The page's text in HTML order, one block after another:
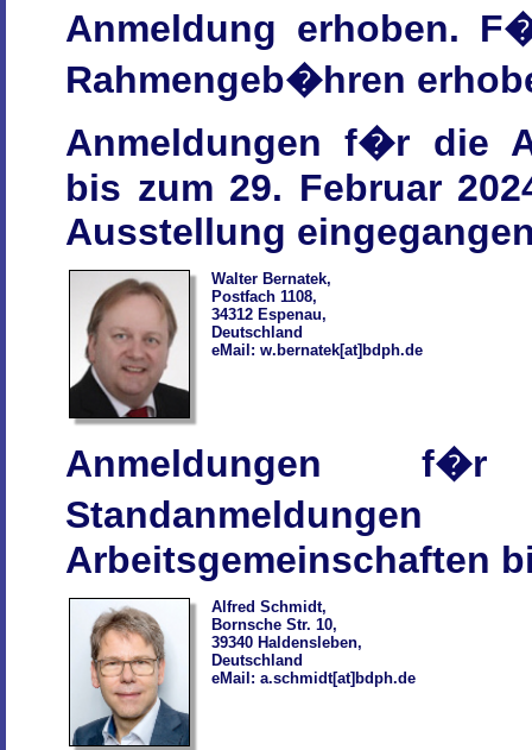
Anmeldung erhoben.
Rahmengeb�hren
Anmeldungen f�r die
bis zum 29. Februar
Ausstellung
Walter Bernatek,
Postfach 1108,
34312 Espenau,
Deutschland
eMail: w.bernatek[at]bdph.de
Anmeldungen
Arbeitsgemeinschaften
Alfred Schmidt,
Bornsche Str. 10,
39340 Haldensleben,
Deutschland
eMail: a.schmidt[at]bdph.de